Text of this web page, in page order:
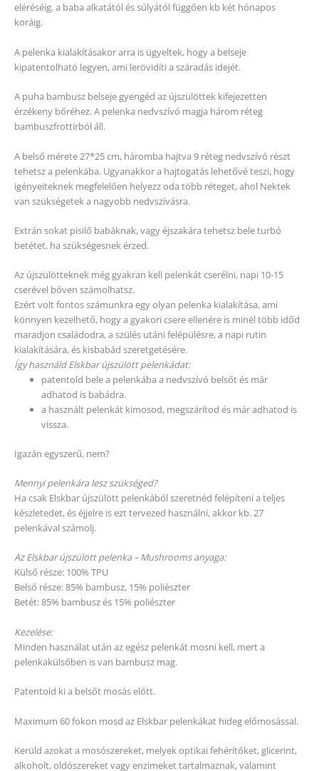
eléréséig, a baba alkatától és súlyától függően kb két hónapos
koráig.
A pelenka kialakításakor arra is ügyeltek, hogy a belseje
kipatentolható legyen, ami lerövidíti a száradás idejét.
A puha bambusz belseje gyengéd az újszülöttek kifejezetten
érzékeny bőréhez. A pelenka nedvszívó magja három réteg
bambuszfrottírból áll.
A belső mérete 27*25 cm, háromba hajtva 9 réteg nedvszívó részt
tehetsz a pelenkába. Ugyanakkor a hajtogatás lehetővé teszi, hogy
igényeiteknek megfelelően helyezz oda több réteget, ahol Nektek
van szükségetek a nagyobb nedvszívásra.
Extrán sokat pisilő babáknak, vagy éjszakára tehetsz bele turbó
betétet, ha szükségesnek érzed.
Az újszülötteknek még gyakran kell pelenkát cserélni, napi 10-15
cserével bőven számolhatsz.
Ezért volt fontos számunkra egy olyan pelenka kialakítása, ami
könnyen kezelhető, hogy a gyakori csere ellenére is minél több időd
maradjon családodra, a szülés utáni felépülésre, a napi rutin
kialakítására, és kisbabád szeretgetésére.
Így használd Elskbar újszülött pelenkádat:
patentold bele a pelenkába a nedvszívó belsőt és már
adhatod is babádra.
a használt pelenkát kimosod, megszárítod és már adhatod is
vissza.
Igazán egyszerű, nem?
Mennyi pelenkára lesz szükséged?
Ha csak Elskbar újszülött pelenkából szeretnéd felépíteni a teljes
készletedet, és éjjelre is ezt tervezed használni, akkor kb. 27
pelenkával számolj.
Az Elskbar újszülött pelenka – Mushrooms anyaga:
Külső része: 100% TPU
Belső része: 85% bambusz, 15% poliészter
Betét: 85% bambusz és 15% poliészter
Kezelése:
Minden használat után az egész pelenkát mosni kell, mert a
pelenkakülsőben is van bambusz mag.
Patentold ki a belsőt mosás előtt.
Maximum 60 fokon mosd az Elskbar pelenkákat hideg előmosással.
Kerüld azokat a mosószereket, melyek optikai fehérítőket, glicerint,
alkoholt, oldószereket vagy enzimeket tartalmaznak, valamint